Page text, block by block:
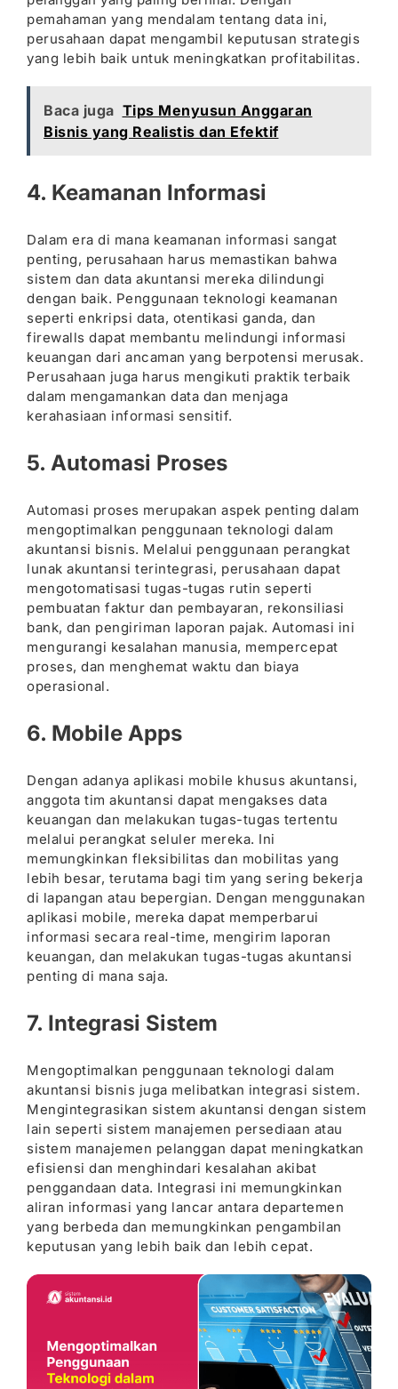
pemahaman yang mendalam tentang data ini,
perusahaan dapat mengambil keputusan strategis
yang lebih baik untuk meningkatkan profitabilitas.
Baca juga Tips Menyusun Anggaran
Bisnis yang Realistis dan Efektif
4. Keamanan Informasi
Dalam era di mana keamanan informasi sangat
penting, perusahaan harus memastikan bahwa
sistem dan data akuntansi mereka dilindungi
dengan baik. Penggunaan teknologi keamanan
seperti enkripsi data, otentikasi ganda, dan
firewalls dapat membantu melindungi informasi
keuangan dari ancaman yang berpotensi merusak.
Perusahaan juga harus mengikuti praktik terbaik
dalam mengamankan data dan menjaga
kerahasiaan informasi sensitif.
5. Automasi Proses
Automasi proses merupakan aspek penting dalam
mengoptimalkan penggunaan teknologi dalam
akuntansi bisnis. Melalui penggunaan perangkat
lunak akuntansi terintegrasi, perusahaan dapat
mengotomatisasi tugas-tugas rutin seperti
pembuatan faktur dan pembayaran, rekonsiliasi
bank, dan pengiriman laporan pajak. Automasi ini
mengurangi kesalahan manusia, mempercepat
proses, dan menghemat waktu dan biaya
operasional.
6. Mobile Apps
Dengan adanya aplikasi mobile khusus akuntansi,
anggota tim akuntansi dapat mengakses data
keuangan dan melakukan tugas-tugas tertentu
melalui perangkat seluler mereka. Ini
memungkinkan fleksibilitas dan mobilitas yang
lebih besar, terutama bagi tim yang sering bekerja
di lapangan atau bepergian. Dengan menggunakan
aplikasi mobile, mereka dapat memperbarui
informasi secara real-time, mengirim laporan
keuangan, dan melakukan tugas-tugas akuntansi
penting di mana saja.
7. Integrasi Sistem
Mengoptimalkan penggunaan teknologi dalam
akuntansi bisnis juga melibatkan integrasi sistem.
Mengintegrasikan sistem akuntansi dengan sistem
lain seperti sistem manajemen persediaan atau
sistem manajemen pelanggan dapat meningkatkan
efisiensi dan menghindari kesalahan akibat
penggandaan data. Integrasi ini memungkinkan
aliran informasi yang lancar antara departemen
yang berbeda dan memungkinkan pengambilan
keputusan yang lebih baik dan lebih cepat.